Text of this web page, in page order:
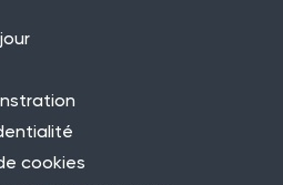
ici !
cookies